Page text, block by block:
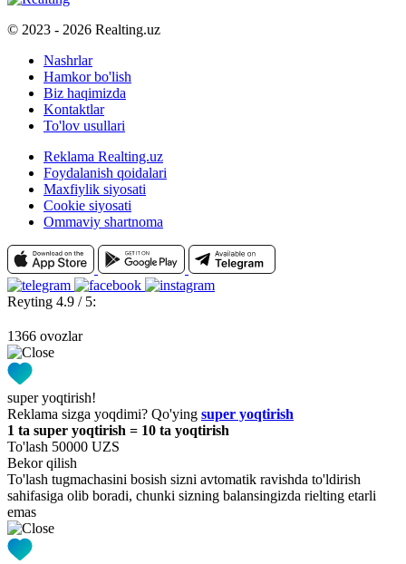
© 2023 - 2026 Realting.uz
Nashrlar
Hamkor bo'lish
Biz haqimizda
Kontaktlar
To'lov usullari
Reklama Realting.uz
Foydalanish qoidalari
Maxfiylik siyosati
Cookie siyosati
Ommaviy shartnoma
Reyting 4.9 / 5:
1366 ovozlar
super yoqtirish!
Reklama sizga yoqdimi? Qo'ying super yoqtirish
1 ta super yoqtirish = 10 ta yoqtirish
To'lash 50000 UZS
Bekor qilish
To'lash tugmachasini bosish sizni avtomatik ravishda to'ldirish
sahifasiga olib boradi, chunki sizning balansingizda rielting etarli
emas